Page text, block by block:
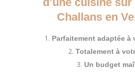
Challans en
Parfaitement adaptée à
Totalement à
Un budget